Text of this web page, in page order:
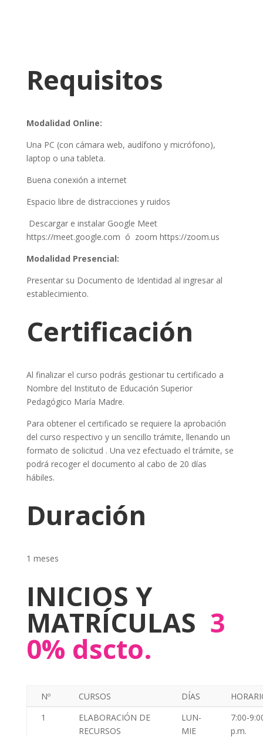
Requisitos
Modalidad Online:
Una PC (con cámara web, audífono y micrófono),
laptop o una tableta.
Buena conexión a internet
Espacio libre de distracciones y ruidos
Descargar e instalar Google Meet
https://meet.google.com ó zoom https://zoom.us
Modalidad Presencial:
Presentar su Documento de Identidad al ingresar al
establecimiento.
Certificación
Al finalizar el curso podrás gestionar tu certificado a
Nombre del Instituto de Educación Superior
Pedagógico María Madre.
Para obtener el certificado se requiere la aprobación
del curso respectivo y un sencillo trámite, llenando un
formato de solicitud . Una vez efectuado el trámite, se
podrá recoger el documento al cabo de 20 días
hábiles.
Duración
1 meses
INICIOS Y
MATRÍCULAS 3
0% dscto.
Nº CURSOS DÍAS
1
ELABORACIÓN DE
RECURSOS
LUN-
MIE
7:00-
p.m.